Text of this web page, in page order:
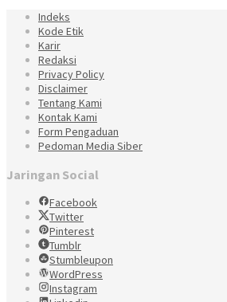
Indeks
Kode Etik
Karir
Redaksi
Privacy Policy
Disclaimer
Tentang Kami
Kontak Kami
Form Pengaduan
Pedoman Media Siber
Jaringan Social
Facebook
Twitter
Pinterest
Tumblr
Stumbleupon
WordPress
Instagram